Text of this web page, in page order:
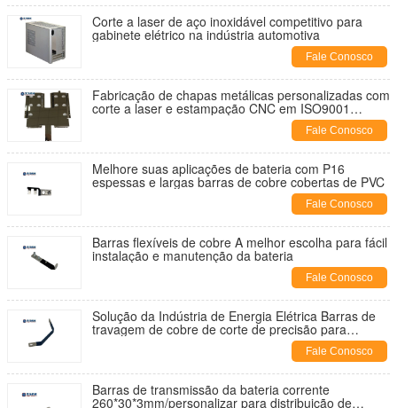
Corte a laser de aço inoxidável competitivo para
gabinete elétrico na indústria automotiva
Fale Conosco
Fabricação de chapas metálicas personalizadas com
corte a laser e estampação CNC em ISO9001
Fale Conosco
Melhore suas aplicações de bateria com P16
espessas e largas barras de cobre cobertas de PVC
Fale Conosco
Barras flexíveis de cobre A melhor escolha para fácil
instalação e manutenção da bateria
Fale Conosco
Solução da Indústria de Energia Elétrica Barras de
travagem de cobre de corte de precisão para
Fale Conosco
Barras de transmissão da bateria corrente
260*30*3mm/personalizar para distribuição de